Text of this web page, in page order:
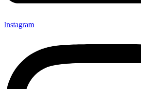
Instagram